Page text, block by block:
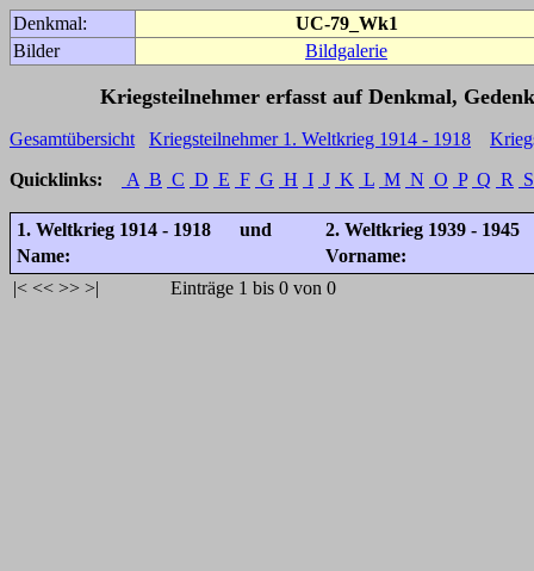
Denkmal:
UC-79_Wk1
Bilder
Bildgalerie
Kriegsteilnehmer erfasst auf Denkmal,
Gesamtübersicht Kriegsteilnehmer 1. Weltkrieg 1914 - 1918
Quicklinks:
A B C D E F G H I J K L M N O P Q R S
1. Weltkrieg 1914 - 1918 und
2. Weltkrieg 1939 - 1945
Name:
Vorname:
|< << >> >| Einträge 1 bis 0 von 0